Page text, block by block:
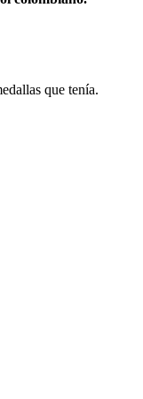
que tenía.